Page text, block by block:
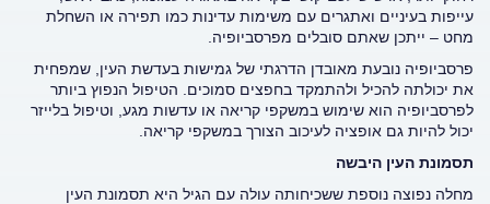
עייפות בעיניים ואתגרים עם משימות עדינות כמו תפירה או השחלת
מחט – ייתכן שאתם סובלים מפרסביופיה.
פרסביופיה נובעת מאובדן הדרגתי של גמישות בעדשת העין, שמפחית
את יכולתה להכיל ולהתמקד בחפצים סמוכים. הטיפול הנפוץ ביותר
לפרסביופיה הוא שימוש במשקפי קריאה או עדשות מגע, וטיפול בלייזר
יכול להיות גם אופציה לעיכוב הצורך במשקפי קריאה.
תסמונת העין היבשה
מחלה נפוצה נוספת ששכיחותה עולה עם הגיל היא תסמונת העין